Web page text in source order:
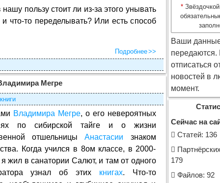
пользу стоит ли из-за этого унывать
что-то переделывать? Или есть способ
Подробнее
Мегре
Владимира Мегре, о его невероятных
по сибирской тайге и о жизни
отшельницыАнастасии знаком
Когда учился в 8ом классе, в 2000-
я жил в санатории Салют, и там от одного
узнал об этих книгах. Что-то
*
Ваши
отписаться
новостей в
момент.
Сейчас на
Cтатей: 136
179
Файлов: 92